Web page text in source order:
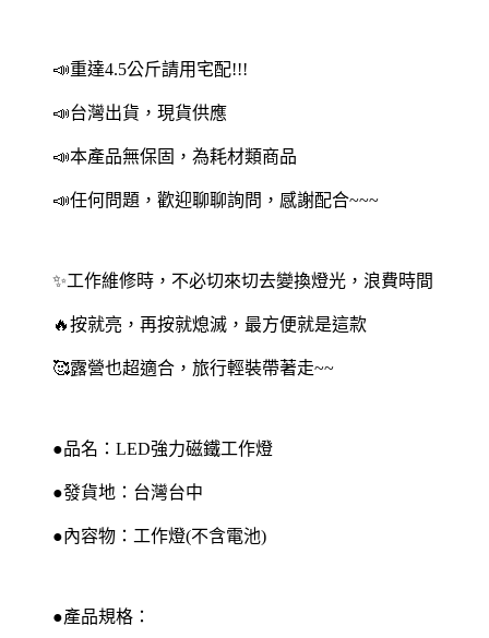
📣重達4.5公斤請用宅配!!!
📣台灣出貨，現貨供應
📣本產品無保固，為耗材類商品
📣任何問題，歡迎聊聊詢問，感謝配合~~~
✨工作維修時，不必切來切去變換燈光，浪費時間
🔥按就亮，再按就熄滅，最方便就是這款
🥰露營也超適合，旅行輕裝帶著走~~
●品名：LED強力磁鐵工作燈
●發貨地：台灣台中
●內容物：工作燈(不含電池)
●產品規格：